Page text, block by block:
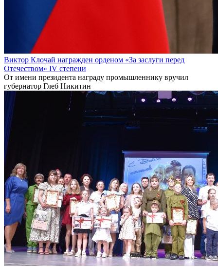
Виктор Клочай награжден орденом «За заслуги перед
Отечеством» IV степени
От имени президента награду промышленнику вручил
губернатор Глеб Никитин